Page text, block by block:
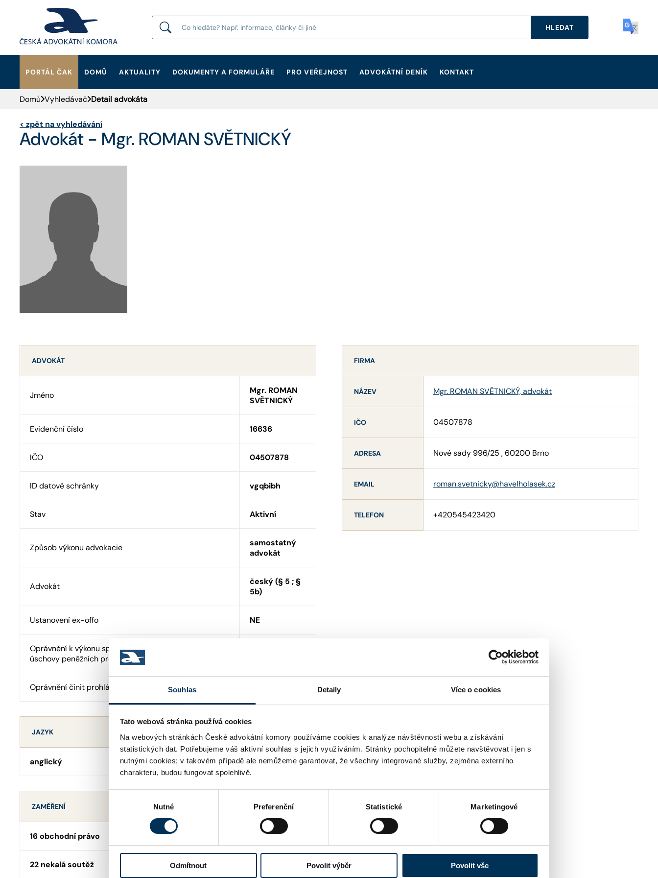
Souhlas Detaily Více o cookies
Tato webová stránka používá cookies
Na webových stránkách České advokátní komory používáme cookies k analýze návštěvnosti webu a získávání
statistických dat. Potřebujeme váš aktivní souhlas s jejich využíváním. Stránky pochopitelně můžete navštěvovat i jen s
nutnými cookies; v takovém případě ale nemůžeme garantovat, že všechny integrované služby, zejména externího
charakteru, budou fungovat spolehlivě.
Nutné Preferenční Statistické Marketingové
Odmítnout Povolit výběr Povolit vše
HLEDAT
PORTÁL ČAK DOMŮ AKTUALITY DOKUMENTY A FORMULÁŘE PRO VEŘEJNOST ADVOKÁTNÍ DENÍK
KONTAKT
HLEDAT
Domů Vyhledávač Detail advokáta
< zpět na vyhledávání
Advokát - Mgr. ROMAN SVĚTNICKÝ
ADVOKÁT
Jméno
Mgr. ROMAN
SVĚTNICKÝ
Evidenční číslo 16636
IČO 04507878
ID datové schránky vgqbibh
Stav Aktivní
Způsob výkonu advokacie
samostatný
advokát
Advokát
český (§ 5 ; §
5b)
Ustanovení ex-offo NE
Oprávnění k výkonu správy cizího majetku a advokátní
úschovy peněžních prostředků
Oprávnění činit prohlášení o pravosti podpisu
JAZYK
anglický
ZAMĚŘENÍ
16 obchodní právo
22 nekalá soutěž
FIRMA
NÁZEV Mgr. ROMAN SVĚTNICKÝ, advokát
IČO 04507878
ADRESA Nové sady 996/25 , 60200 Brno
EMAIL roman.svetnicky@havelholasek.cz
TELEFON +420545423420